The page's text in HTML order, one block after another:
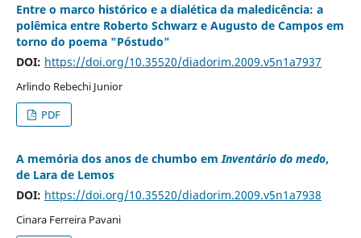
Entre o marco histórico e a dialética da maledicência: a
polêmica entre Roberto Schwarz e Augusto de Campos em
torno do poema "Póstudo"
DOI: https://doi.org/10.35520/diadorim.2009.v5n1a7937
Arlindo Rebechi Junior
PDF
A memória dos anos de chumbo emInventário do medo,
de Lara de Lemos
DOI: https://doi.org/10.35520/diadorim.2009.v5n1a7938
Cinara Ferreira Pavani